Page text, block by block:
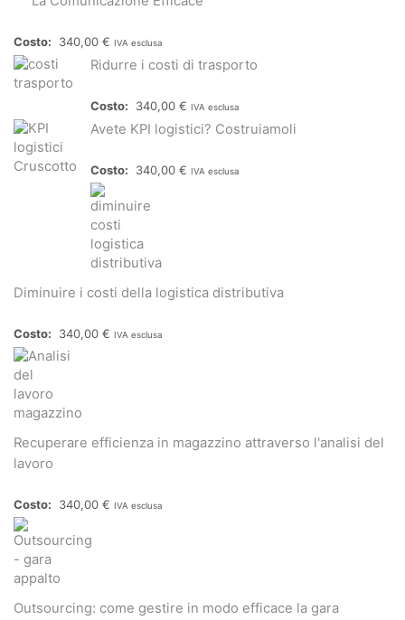
340,00 € IVA esclusa
Ridurre i costi di trasporto
340,00 € IVA esclusa
Avete KPI logistici? Costruiamoli
340,00 € IVA esclusa
Diminuire i costi della logistica distributiva
340,00 € IVA esclusa
Recuperare efficienza in magazzino attraverso l'analisi del
lavoro
340,00 € IVA esclusa
Outsourcing: come gestire in modo efficace la gara